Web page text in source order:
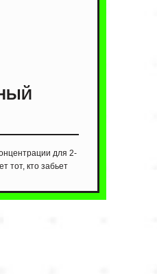
для 2-
тот, кто забьет